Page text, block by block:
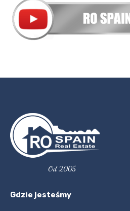
Od 2005
Gdzie jesteśmy